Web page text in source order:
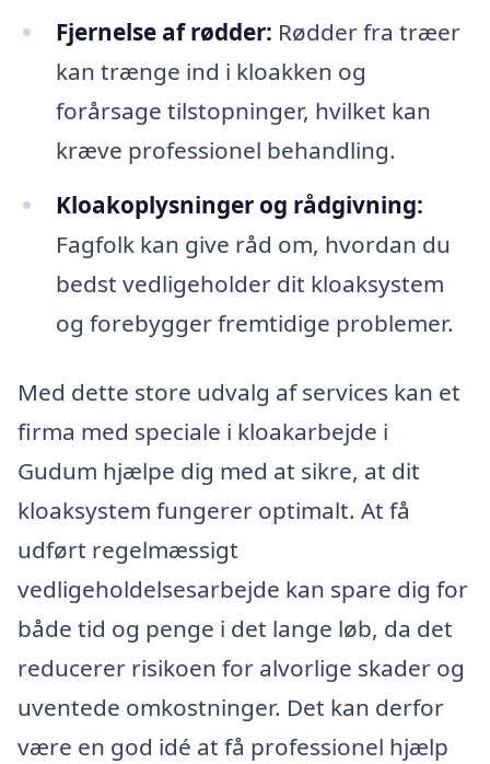
Fjernelse af rødder: Rødder fra træer
kan trænge ind i kloakken og
forårsage tilstopninger, hvilket kan
kræve professionel behandling.
Kloakoplysninger og rådgivning:
Fagfolk kan give råd om, hvordan du
bedst vedligeholder dit kloaksystem
og forebygger fremtidige problemer.
Med dette store udvalg af services kan et
firma med speciale i kloakarbejde i
Gudum hjælpe dig med at sikre, at dit
kloaksystem fungerer optimalt. At få
udført regelmæssigt
vedligeholdelsesarbejde kan spare dig for
både tid og penge i det lange løb, da det
reducerer risikoen for alvorlige skader og
uventede omkostninger. Det kan derfor
være en god idé at få professionel hjælp